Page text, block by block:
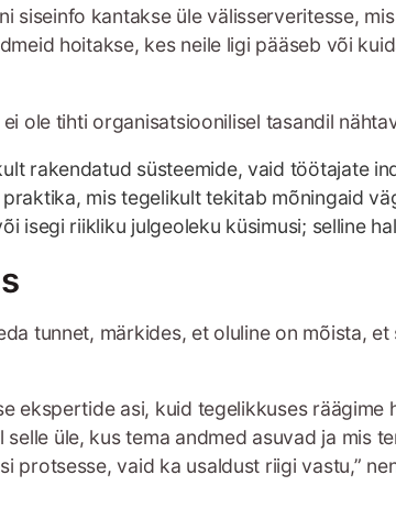
kantakse üle välisserveritesse,
hoitakse, kes neile ligi pääseb või
ole tihti organisatsioonilisel tasandil
rakendatud süsteemide, vaid töötajate
mis tegelikult tekitab mõningaid
isegi riikliku julgeoleku küsimusi; selline
tunnet, märkides, et oluline on mõista,
ekspertide asi, kuid tegelikkuses räägime
üle, kus tema andmed asuvad ja mis
protsesse, vaid ka usaldust riigi vastu,”